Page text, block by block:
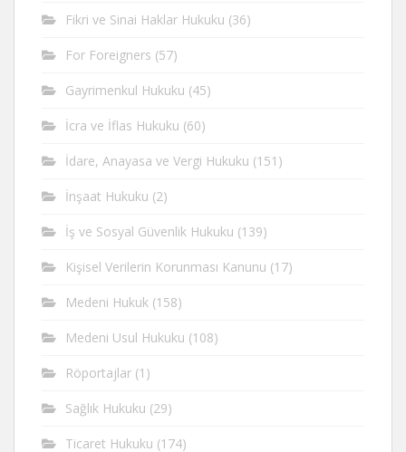
Fikri ve Sinai Haklar Hukuku (36)
For Foreigners (57)
Gayrimenkul Hukuku (45)
İcra ve İflas Hukuku (60)
İdare, Anayasa ve Vergi Hukuku (151)
İnşaat Hukuku (2)
İş ve Sosyal Güvenlik Hukuku (139)
Kişisel Verilerin Korunması Kanunu (17)
Medeni Hukuk (158)
Medeni Usul Hukuku (108)
Röportajlar (1)
Sağlık Hukuku (29)
Ticaret Hukuku (174)